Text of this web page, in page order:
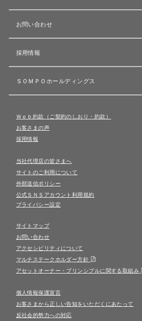
お問い合わせ
採用情報
ＳＯＭＰＯホールディングス
Ｗｅｂ約款（ご契約のしおり・約款）
お客さまの声
採用情報
当社代理店の皆さまへ
サイトのご利用について
外部送信ポリシー
公式ＳＮＳアカウント利用規約
プライバシー設定
サイトマップ
お問い合わせ
アクセシビリティについて
マルチステークホルダー方針
アセットオーナー・プリンシプルに関する取組み
個人情報保護宣言
お客さまから正しい告知をいただくにあたって
反社会的勢力への対応